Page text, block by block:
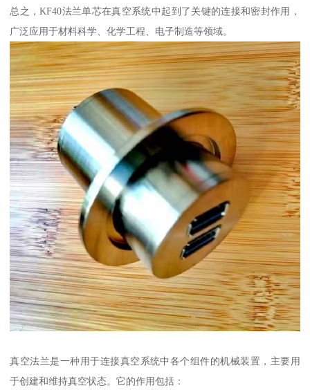
总之，KF40法兰单芯在真空系统中起到了关键的连接和密封作用，
广泛应用于材料科学、化学工程、电子制造等领域。
真空法兰是一种用于连接真空系统中各个组件的机械装置，主要用
于创建和维持真空状态。它的作用包括：